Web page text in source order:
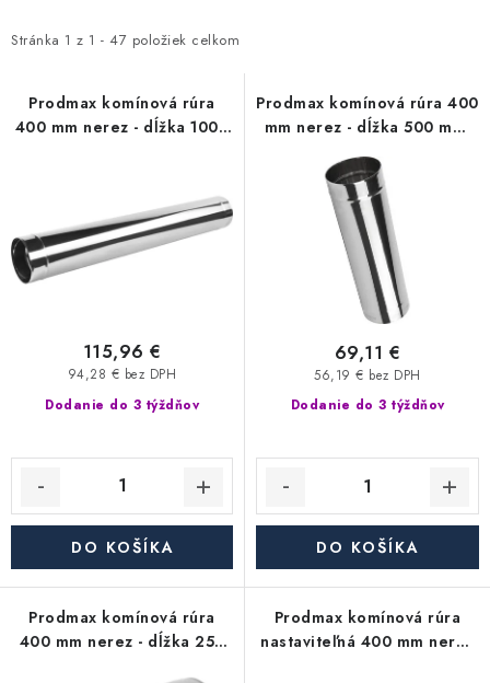
Kúrenie a chladenie
Čerpadlá a vodárne
Záhrada a závlaha
Kúpeľňa a sanita
Spojovací materiál
i
r
u
k
t
Stránka 1 z 1 - 47 položiek celkom
e
e
o
d
u
Prodmax komínová rúra
400 mm nerez - dĺžka 1000
Dodanie do 3 týždňov
94,28 € bez DPH
115,96 €
DO KOŠÍKA
Prodmax komínová rúra 400
mm nerez - dĺžka 500 mm,
0,6 mm
Dodanie do 3 týždňov
56,19 € bez DPH
69,11 €
DO KOŠÍKA
Prodmax komínová rúra
400 mm nerez - dĺžka 250
Prodmax komínová rúra
nastaviteľná 400 mm nerez